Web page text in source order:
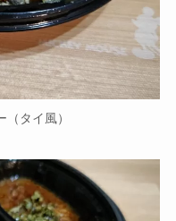
タイ風）